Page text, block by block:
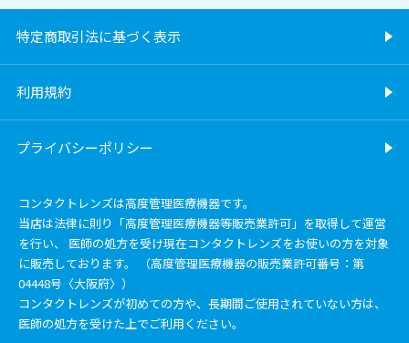
特定商取引法に基づく表示
利用規約
プライバシーポリシー
コンタクトレンズは高度管理医療機器です。
当店は法律に則り「高度管理医療機器等販売業許可」を取得して運営
を行い、 医師の処方を受け現在コンタクトレンズをお使いの方を対象
に販売しております。 （高度管理医療機器の販売業許可番号：第
04448号〈大阪府〉）
コンタクトレンズが初めての方や、長期間ご使用されていない方は、
医師の処方を受けた上でご利用ください。